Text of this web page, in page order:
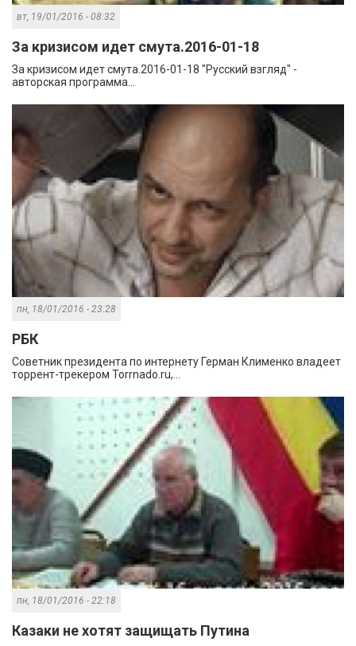
вт, 19/01/2016 - 08:32
За кризисом идет смута.2016-01-18
За кризисом идет смута.2016-01-18 "Русский взгляд" -
авторская программа...
пн, 18/01/2016 - 23:28
РБК
Советник президента по интернету Герман Клименко владеет
торрент-трекером Torrnado.ru,...
пн, 18/01/2016 - 22:18
Казаки не хотят защищать Путина